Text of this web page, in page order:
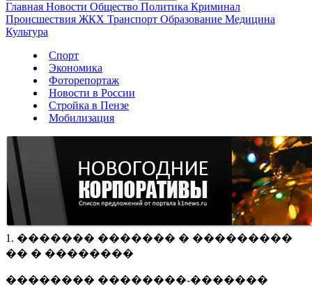
Главная Новости Общество Политика Криминал
Происшествия ЖКХ Транспорт Образование Медицина
Культура
Спорт
Экономика
Фоторепортаж
Новости в России
Стройка в Пензе
Мобилизация
1. ������� ������� � ���������
�� � ��������
�������� ��������-�������